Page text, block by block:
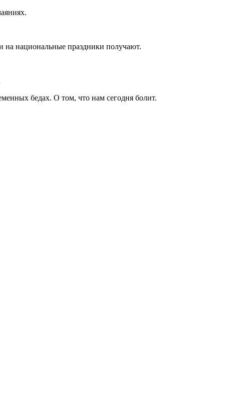
на национальные праздники получают.
бедах. О том, что нам сегодня болит.